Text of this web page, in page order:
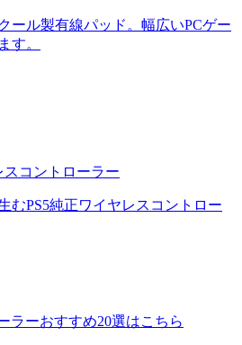
ール製有線パッド。幅広いPCゲー
す。
スコントローラー
むPS5純正ワイヤレスコントロー
ラーおすすめ20選はこちら